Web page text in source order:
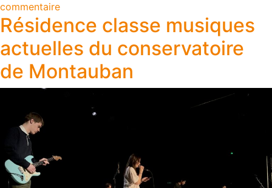
commentaire
Résidence classe musiques
actuelles du conservatoire
de Montauban